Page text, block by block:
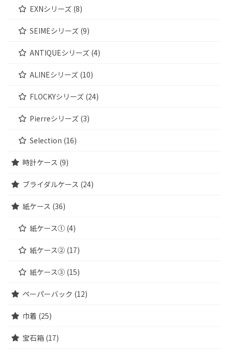
EXNシリーズ (8)
SEIMEシリーズ (9)
ANTIQUEシリーズ (4)
ALINEシリーズ (10)
FLOCKYシリーズ (24)
Pierreシリーズ (3)
Selection (16)
時計ケース (9)
ブライダルケース (24)
紙ケース (36)
紙ケース① (4)
紙ケース② (17)
紙ケース③ (15)
ペーパーバック (12)
巾着 (25)
宝石箱 (17)